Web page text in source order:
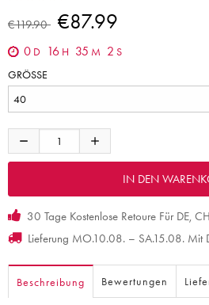
€119.90 €87.99
0 D 16 H 35 M 2 S
GRÖSSE
30 Tage Kostenlose Retoure Für DE,
Lieferung MO.10.08. – SA.15.08. Mit
Beschreibung Bewertungen